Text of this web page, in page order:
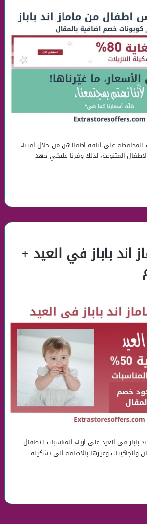
علي اناقة اطفالهن من خلال اقتناء
المتنوعة، لذلك وفّرنا عليكي جهد
اند باباز في العيد +
باباز في العيد علي ازياء المناسبات للاطفال
والجاكيتات وغيرها بالاضافة الي تشكيلة